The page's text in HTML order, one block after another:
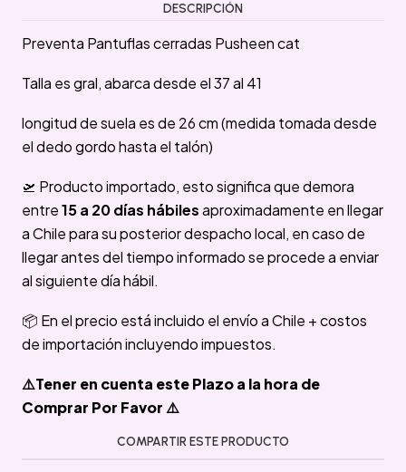
DESCRIPCIÓN
Preventa Pantuflas cerradas Pusheen cat
Talla es gral, abarca desde el 37 al 41
longitud de suela es de 26 cm (medida tomada desde
el dedo gordo hasta el talón)
🛫 Producto importado, esto significa que demora
entre15 a 20 días hábilesaproximadamente en llegar
a Chile para su posterior despacho local, en caso de
llegar antes del tiempo informado se procede a enviar
al siguiente día hábil.
📦 En el precio está incluido el envío a Chile + costos
de importación incluyendo impuestos.
⚠️Tener en cuenta este Plazo a la hora de
Comprar Por Favor ⚠️
COMPARTIR ESTE PRODUCTO